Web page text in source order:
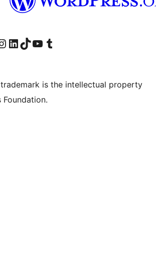
edin
hesabımızı ziyaret edin
LinkedIn hesabımızı ziyaret edinTikTok hesabımızı ziyaret edinYouTube kanalımızı ziyaret edinTumblr hesabımızı ziyaret edin
is the intellectual property
Foundation.